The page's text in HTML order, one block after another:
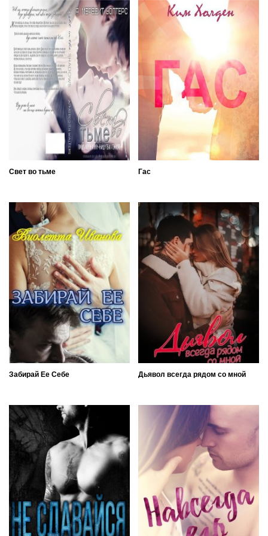
Свет во тьме Гас
Забирай Ее Себе Дьявол всегда рядом со мной